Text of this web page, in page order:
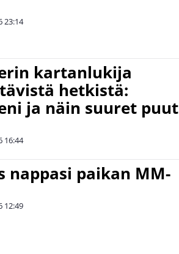
23:14
kartanlukija
hetkistä:
ja näin suuret puut
16:44
nappasi paikan MM-
12:49